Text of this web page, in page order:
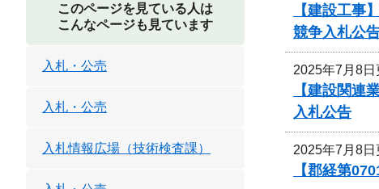
【建設工
競争入札公
2025年7月8日
【建設関連
入札公告
2025年7月8日
【郡経第
このページを見ている人は
こんなページも見ています
入札・公売
入札・公売
入札情報広場（技術検査課）